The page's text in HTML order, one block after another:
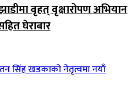
वृहत् वृक्षारोपण अभियान
घेराबार